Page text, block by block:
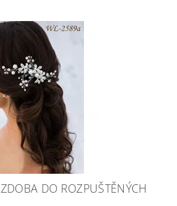
DO ROZPUŠTĚNÝCH